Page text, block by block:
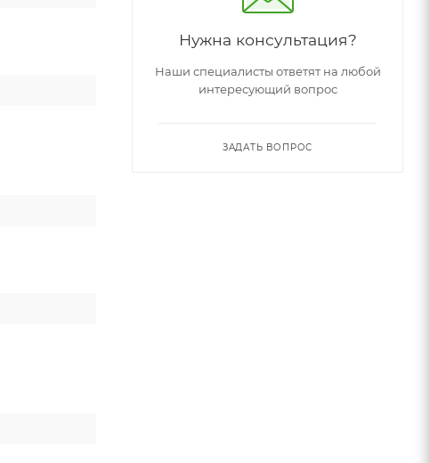
Нужна консультация?
Наши специалисты ответят на любой
интересующий вопрос
ЗАДАТЬ ВОПРОС